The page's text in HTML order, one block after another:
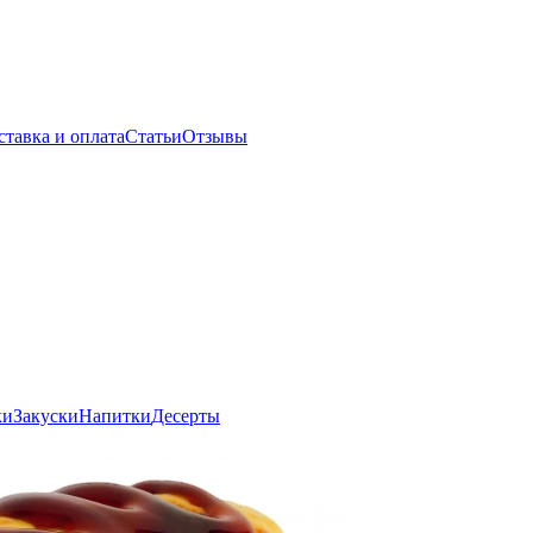
и оплатаСтатьиОтзывы
ЗакускиНапиткиДесерты